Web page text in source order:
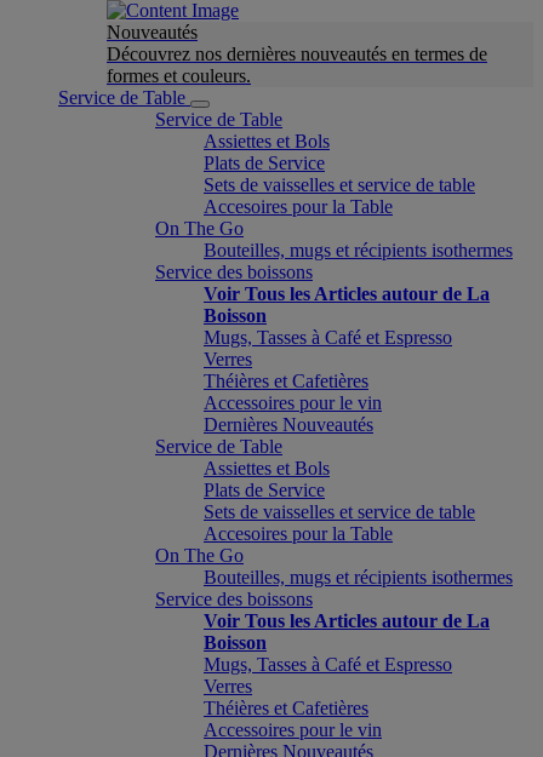
Nouveautés
Découvrez nos dernières nouveautés en termes de
formes et couleurs.
Service de Table
Service de Table
Assiettes et Bols
Plats de Service
Sets de vaisselles et service de table
Accesoires pour la Table
On The Go
Bouteilles, mugs et récipients isothermes
Service des boissons
Voir Tous les Articles autour de La
Boisson
Mugs, Tasses à Café et Espresso
Verres
Théières et Cafetières
Accessoires pour le vin
Dernières Nouveautés
Service de Table
Assiettes et Bols
Plats de Service
Sets de vaisselles et service de table
Accesoires pour la Table
On The Go
Bouteilles, mugs et récipients isothermes
Service des boissons
Voir Tous les Articles autour de La
Boisson
Mugs, Tasses à Café et Espresso
Verres
Théières et Cafetières
Accessoires pour le vin
Dernières Nouveautés